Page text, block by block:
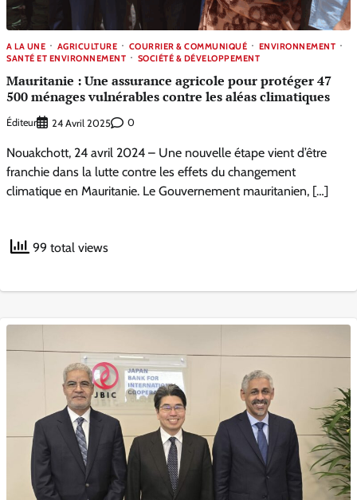
A LA UNE AGRICULTURE COURRIER & COMMUNIQUÉ
ENVIRONNEMENT
SANTÉ ET ENVIRONNEMENT
SOCIÉTÉ & DÉVELOPPEMENT
Mauritanie : Une assurance agricole pour protéger 47
500 ménages vulnérables contre les aléas climatiques
Éditeur 24 Avril 2025 0
Nouakchott, 24 avril 2024 – Une nouvelle étape vient d’être
franchie dans la lutte contre les effets du changement
climatique en Mauritanie. Le Gouvernement mauritanien, […]
99 total views